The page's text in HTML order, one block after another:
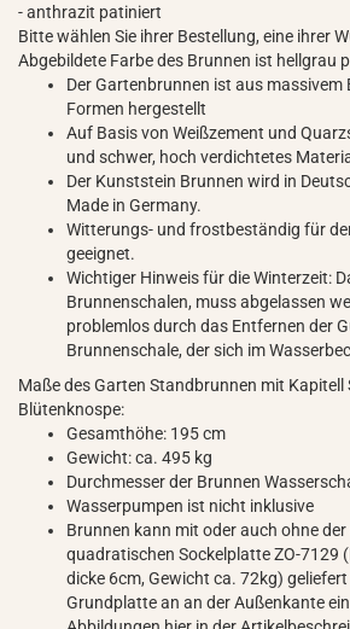
- anthrazit patiniert
Bitte wählen Sie ihrer Bestellung, eine ihrer
Abgebildete Farbe des Brunnen ist hellgrau
Der Gartenbrunnen ist aus massivem
Formen hergestellt
Auf Basis von Weißzement und
und schwer, hoch verdichtetes
Der Kunststein Brunnen wird in
Made in Germany.
Witterungs- und frostbeständig für
geeignet.
Wichtiger Hinweis für die Winterzeit:
Brunnenschalen, muss abgelassen
problemlos durch das Entfernen der
Brunnenschale, der sich im
Maße des Garten Standbrunnen mit Kapitell
Blütenknospe:
Gesamthöhe: 195 cm
Gewicht: ca. 495 kg
Durchmesser der Brunnen
Wasserpumpen ist nicht inklusive
Brunnen kann mit oder auch ohne
quadratischen Sockelplatte ZO-7129
dicke 6cm, Gewicht ca. 72kg)
Grundplatte an an der Außenkante